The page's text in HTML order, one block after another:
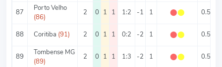
87
Porto Velho
(86)
2 0 1 1 1:2 -1 1 ⬤⬤ 0.5
88 Coritiba (91) 2 0 1 1 0:2 -2 1 ⬤⬤ 0.5
89
Tombense MG
(89)
2 0 1 1 1:3 -2 1 ⬤⬤ 0.5